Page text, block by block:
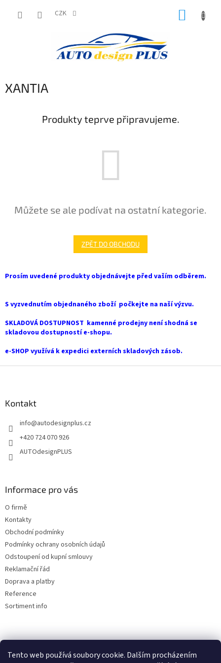
Tento web používá soubory cookie. Dalším procházením
CZK
XANTIA
Produkty teprve připravujeme.
Můžete se ale podívat na ostatní kategorie.
ZPĚT DO OBCHODU
Prosím uvedené produkty objednávejte před vaším odběrem.
S vyzvednutím objednaného zboží počkejte na naší výzvu.
SKLADOVÁ DOSTUPNOST kamenné prodejny není shodná se
skladovou dostupností e-shopu.
e-SHOP využívá k expedici externích skladových zásob.
Kontakt
info@autodesignplus.cz
+420 724 070 926
AUTOdesignPLUS
Informace pro vás
O firmě
Kontakty
Obchodní podmínky
Podmínky ochrany osobních údajů
Odstoupení od kupní smlouvy
Reklamační řád
Doprava a platby
Reference
Sortiment info
Reklamační řád